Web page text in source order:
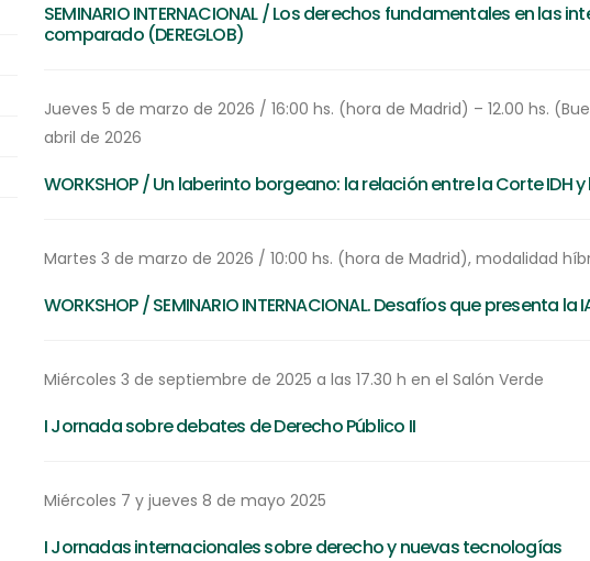
SEMINARIO INTERNACIONAL / Los derechos fundamentales en las
comparado (DEREGLOB)
Jueves 5 de marzo de 2026 / 16:00 hs. (hora de Madrid) – 12.00 hs.
abril de 2026
WORKSHOP / Un laberinto borgeano: la relación entre la Corte
Martes 3 de marzo de 2026 / 10:00 hs. (hora de Madrid), modalidad
WORKSHOP / SEMINARIO INTERNACIONAL. Desafíos que presenta
Miércoles 3 de septiembre de 2025 a las 17.30 h en el Salón Verde
I Jornada sobre debates de Derecho Público II
Miércoles 7 y jueves 8 de mayo 2025
I Jornadas internacionales sobre derecho y nuevas tecnologías